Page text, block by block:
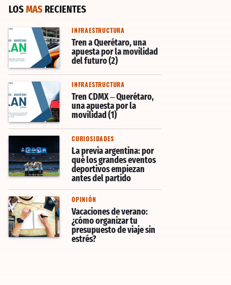
LOSMAS RECIENTES
INFRAESTRUCTURA
Tren a Querétaro, una
apuesta por la movilidad
del futuro (2)
INFRAESTRUCTURA
Tren CDMX – Querétaro,
una apuesta por la
movilidad (1)
CURIOSIDADES
La previa argentina: por
qué los grandes eventos
deportivos empiezan
antes del partido
OPINIÓN
Vacaciones de verano:
¿cómo organizar tu
presupuesto de viaje sin
estrés?